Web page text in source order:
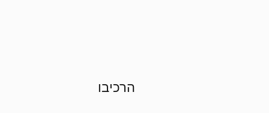
הרכיבו